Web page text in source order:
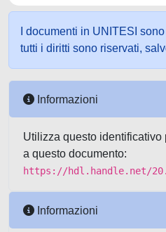
I documenti in UNITESI
tutti i diritti sono riservati,
Informazioni
Utilizza questo identificativo
a questo documento:
https://hdl.handle.net/
Informazioni